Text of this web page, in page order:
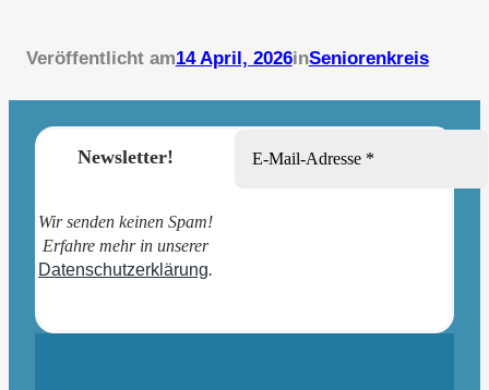
Veröffentlicht am14 April, 2026inSeniorenkreis
Newsletter!
Wir senden keinen Spam!
Erfahre mehr in unserer
Datenschutzerklärung.